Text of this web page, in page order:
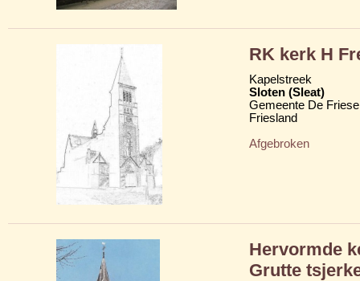
RK kerk H
Kapelstreek
Sloten (Sleat)
Gemeente De
Friesland
Afgebroken
Hervormde
Grutte